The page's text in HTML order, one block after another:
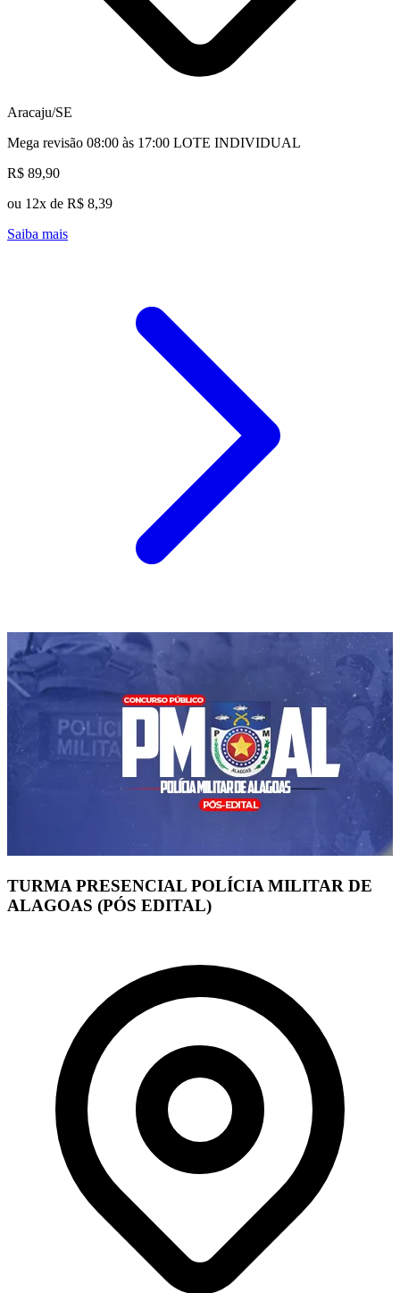
Aracaju/SE
Mega revisão 08:00 às 17:00 LOTE INDIVIDUAL
R$ 89,90
ou 12x de R$ 8,39
Saiba mais
TURMA PRESENCIAL POLÍCIA MILITAR DE
ALAGOAS (PÓS EDITAL)